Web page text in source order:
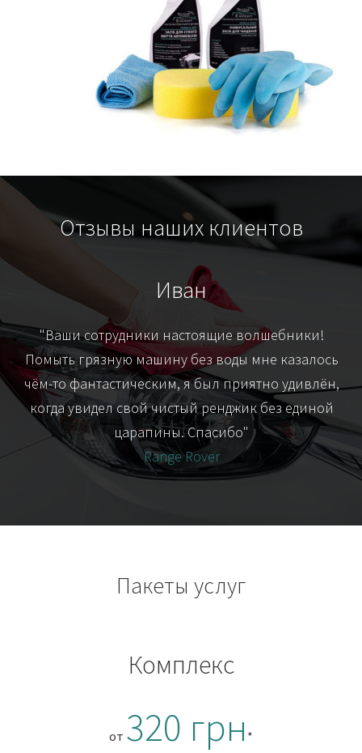
Отзывы наших клиентов
Иван
"Ваши сотрудники настоящие волшебники!
Помыть грязную машину без воды мне казалось
чём-то фантастическим, я был приятно удивлён,
когда увидел свой чистый ренджик без единой
царапины. Спасибо"
Range Rover
Пакеты услуг
Комплекс
от 320 грн *